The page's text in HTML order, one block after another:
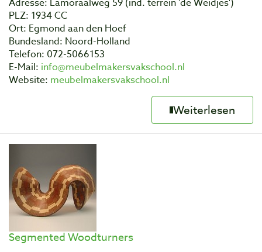
Adresse: Lamoraalweg 59 (ind. terrein 'de Weidjes')
PLZ: 1934 CC
Ort: Egmond aan den Hoef
Bundesland: Noord-Holland
Telefon: 072-5066153
E-Mail: info@meubelmakersvakschool.nl
Website: meubelmakersvakschool.nl
Weiterlesen
Segmented Woodturners